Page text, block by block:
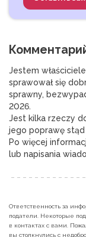
Jestem
sprawował się
sprawny,
2026.
Jest kilka rzeczy
jego poprawę stąd
Po więcej
lub napisania
Ответственность за
податели. Некоторые
в контактах с вами.
вы столкнулись с